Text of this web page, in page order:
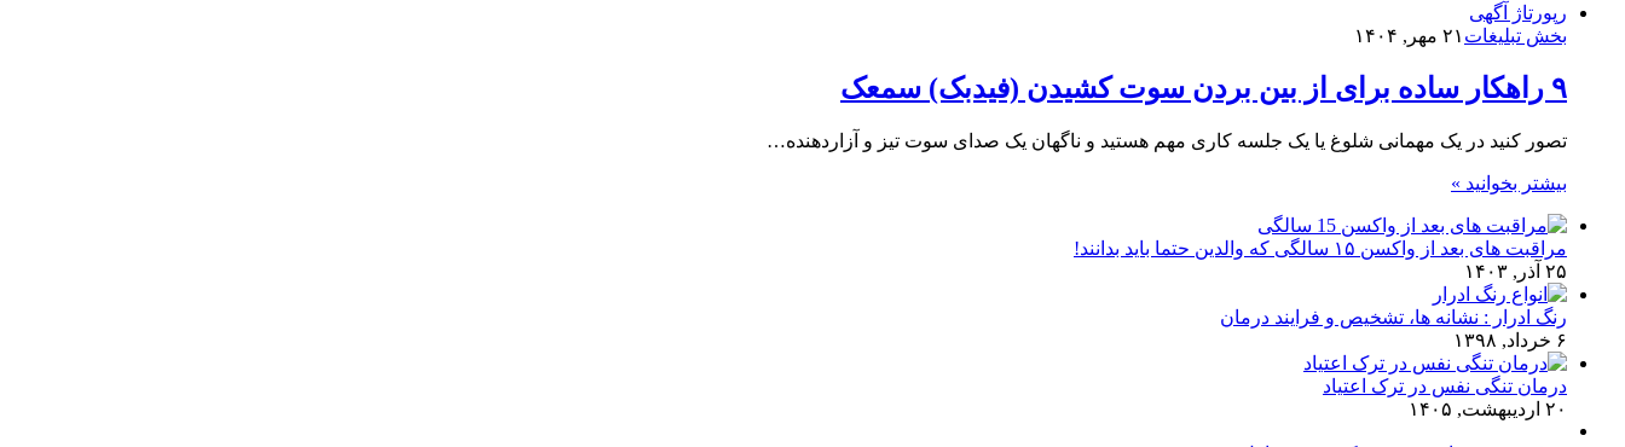
رپورتاژ آگهی
بخش تبلیغات ۲۱ مهر, ۱۴۰۴
۹ راهکار ساده برای از بین بردن سوت کشیدن (فیدبک) سمعک
تصور کنید در یک مهمانی شلوغ یا یک جلسه کاری مهم هستید و ناگهان یک صدای سوت تیز و آزاردهنده…
بیشتر بخوانید »
مراقبت های بعد از واکسن ۱۵ سالگی که والدین حتما باید بدانند!
۲۵ آذر, ۱۴۰۳
رنگ ادرار : نشانه ها، تشخیص و فرایند درمان
۶ خرداد, ۱۳۹۸
درمان تنگی نفس در ترک اعتیاد
۲۰ اردیبهشت, ۱۴۰۵